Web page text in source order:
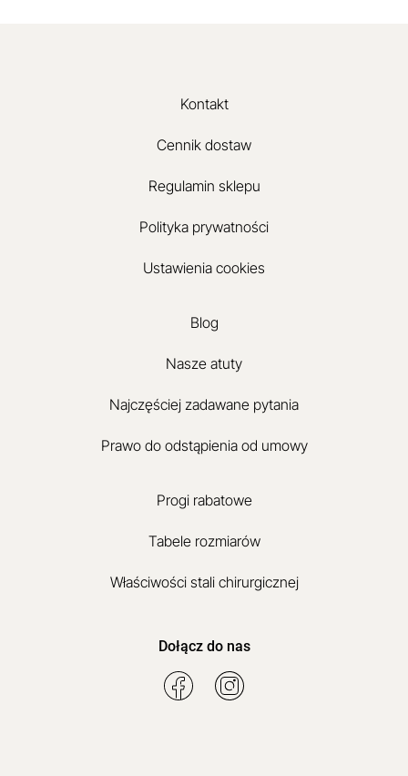
Kontakt
Cennik dostaw
Regulamin sklepu
Polityka prywatności
Ustawienia cookies
Blog
Nasze atuty
Najczęściej zadawane pytania
Prawo do odstąpienia od umowy
Progi rabatowe
Tabele rozmiarów
Właściwości stali chirurgicznej
Dołącz do nas